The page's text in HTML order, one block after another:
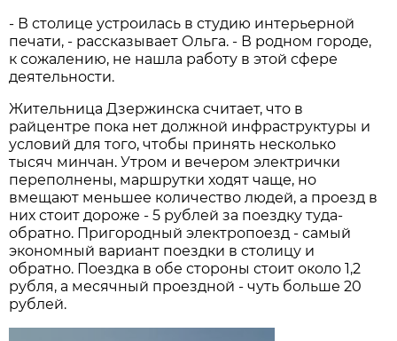
- В столице устроилась в студию интерьерной
печати, - рассказывает Ольга. - В родном городе,
к сожалению, не нашла работу в этой сфере
деятельности.
Жительница Дзержинска считает, что в
райцентре пока нет должной инфраструктуры и
условий для того, чтобы принять несколько
тысяч минчан. Утром и вечером электрички
переполнены, маршрутки ходят чаще, но
вмещают меньшее количество людей, а проезд в
них стоит дороже - 5 рублей за поездку туда-
обратно. Пригородный электропоезд - самый
экономный вариант поездки в столицу и
обратно. Поездка в обе стороны стоит около 1,2
рубля, а месячный проездной - чуть больше 20
рублей.